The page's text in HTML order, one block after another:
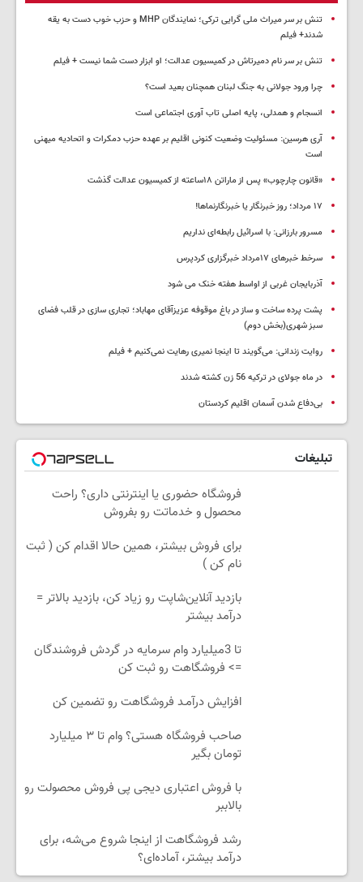
تنش بر سر میراث ملی گرایی ترکی؛ نمایندگان MHP و حزب خوب دست به یقه
شدند+ فیلم
تنش بر سر نام دمیرتاش در کمیسیون عدالت؛ او ابزار دست شما نیست + فیلم
چرا ورود جولانی به جنگ لبنان همچنان بعید است؟
انسجام و همدلی، پایه اصلی تاب آوری اجتماعی است
آری هرسین: مسئولیت وضعیت کنونی اقلیم بر عهده حزب دمکرات و اتحادیه میهنی
است
«قانون چارچوب» پس از ماراتن ۱۸ساعته از کمیسیون عدالت گذشت
١٧ مرداد؛ روز خبرنگار یا خبرنگارنماها!
مسرور بارزانی: با اسرائیل رابطه‌ای نداریم
سرخط خبرهای ۱۷مرداد خبرگزاری کردپرس
آذربایجان غربی از اواسط هفته خنک می شود
پشت پرده ساخت و ساز در باغ موقوفه عزیزآقای مهاباد؛ تجاری سازی در قلب فضای
سبز شهری(بخش دوم)
روایت زندانی: می‌گویند تا اینجا نمیری رهایت نمی‌کنیم + فیلم
در ماه جولای در ترکیه 56 زن کشته شدند
بی‌دفاع شدن آسمان اقلیم کردستان
تبلیغات
فروشگاه حضوری یا اینترنتی داری؟ راحت
محصول و خدماتت رو بفروش
برای فروش بیشتر، همین حالا اقدام کن ( ثبت
نام کن )
بازدید آنلاین‌شاپت رو زیاد کن، بازدید بالاتر =
درآمد بیشتر
تا 3میلیارد وام سرمایه در گردش فروشندگان
=> فروشگاهت رو ثبت کن
افزایش درآمـد فروشگاهت رو تضمین کن
صاحب فروشگاه هستی؟ وام تا ۳ میلیارد
تومان بگیر
با فروش اعتباری دیجی پی فروش محصولت رو
بالاببر
رشد فروشگاهت از اینجا شروع می‌شه، برای
درآمد بیشتر، آماده‌ای؟